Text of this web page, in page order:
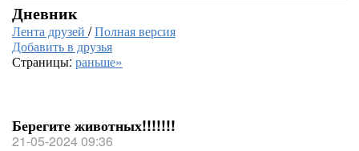
Дневник
Лента друзей /Полная версия
Добавить в друзья
Страницы: раньше»
Берегите животных!!!!!!!
21-05-2024 09:36